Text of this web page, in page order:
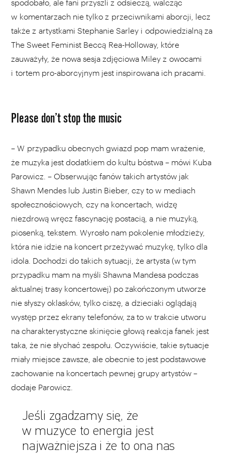
spodobało, ale fani przyszli z odsieczą, walcząc
w komentarzach nie tylko z przeciwnikami aborcji, lecz
także z artystkami Stephanie Sarley i odpowiedzialną za
The Sweet Feminist Beccą Rea-Holloway, które
zauważyły, że nowa sesja zdjęciowa Miley z owocami
i tortem pro-aborcyjnym jest inspirowana ich pracami.
Please don’t stop the music
– W przypadku obecnych gwiazd pop mam wrażenie,
że muzyka jest dodatkiem do kultu bóstwa – mówi Kuba
Parowicz. – Obserwując fanów takich artystów jak
Shawn Mendes lub Justin Bieber, czy to w mediach
społecznościowych, czy na koncertach, widzę
niezdrową wręcz fascynację postacią, a nie muzyką,
piosenką, tekstem. Wyrosło nam pokolenie młodzieży,
która nie idzie na koncert przeżywać muzykę, tylko dla
idola. Dochodzi do takich sytuacji, że artysta (w tym
przypadku mam na myśli Shawna Mandesa podczas
aktualnej trasy koncertowej) po zakończonym utworze
nie słyszy oklasków, tylko ciszę, a dzieciaki oglądają
występ przez ekrany telefonów, za to w trakcie utworu
na charakterystyczne skinięcie głową reakcja fanek jest
taka, że nie słychać zespołu. Oczywiście, takie sytuacje
miały miejsce zawsze, ale obecnie to jest podstawowe
zachowanie na koncertach pewnej grupy artystów –
dodaje Parowicz.
Jeśli zgadzamy się, że
w muzyce to energia jest
najważniejsza i że to ona nas